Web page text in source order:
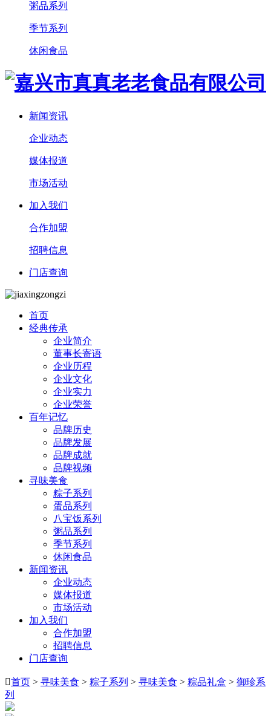
粥品系列
季节系列
休闲食品
新闻资讯
企业动态
媒体报道
市场活动
加入我们
合作加盟
招聘信息
门店查询
首页
经典传承
企业简介
董事长寄语
企业历程
企业文化
企业实力
企业荣誉
百年记忆
品牌历史
品牌发展
品牌成就
品牌视频
寻味美食
粽子系列
蛋品系列
八宝饭系列
粥品系列
季节系列
休闲食品
新闻资讯
企业动态
媒体报道
市场活动
加入我们
合作加盟
招聘信息
门店查询
首页 > 寻味美食 > 粽子系列 > 寻味美食 > 粽品礼盒 > 御珍系
列